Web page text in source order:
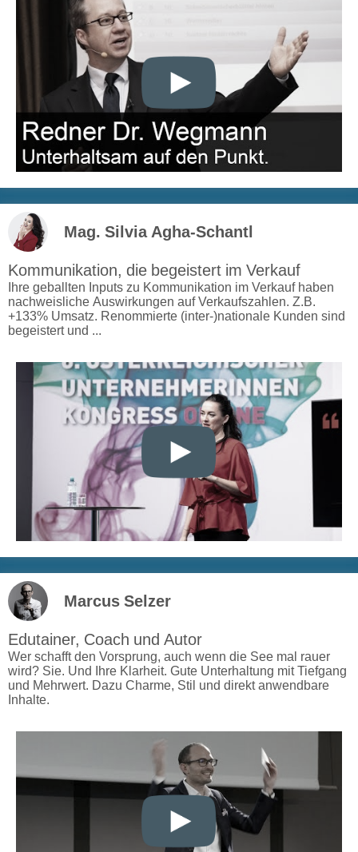
Mag. Silvia Agha-Schantl
Kommunikation, die begeistert im Verkauf
Ihre geballten Inputs zu Kommunikation im Verkauf haben
nachweisliche Auswirkungen auf Verkaufszahlen. Z.B.
+133% Umsatz. Renommierte (inter-)nationale Kunden sind
begeistert und ...
Marcus Selzer
Edutainer, Coach und Autor
Wer schafft den Vorsprung, auch wenn die See mal rauer
wird? Sie. Und Ihre Klarheit. Gute Unterhaltung mit Tiefgang
und Mehrwert. Dazu Charme, Stil und direkt anwendbare
Inhalte.